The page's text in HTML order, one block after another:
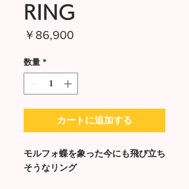
RING
￥86,900価
数量 *
カートに追加する
モルフォ蝶を象った今にも飛び立ち
そうなリング